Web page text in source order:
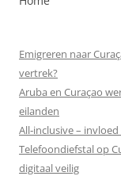
Emigreren naar
vertrek?
Aruba en Curaçao
eilanden
All‑inclusive –
Telefoondiefstal op
digitaal veilig